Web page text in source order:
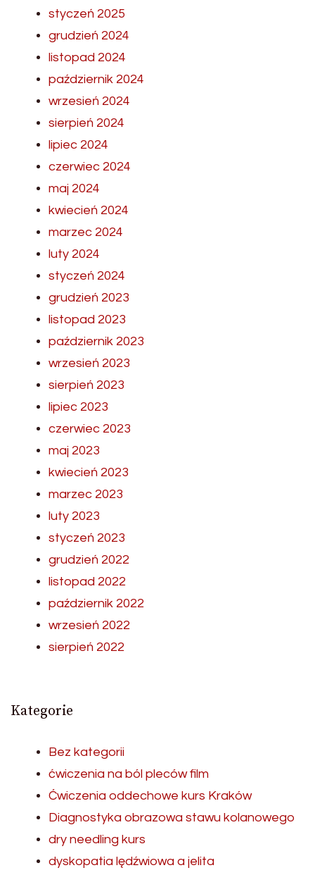
styczeń 2025
grudzień 2024
listopad 2024
październik 2024
wrzesień 2024
sierpień 2024
lipiec 2024
czerwiec 2024
maj 2024
kwiecień 2024
marzec 2024
luty 2024
styczeń 2024
grudzień 2023
listopad 2023
październik 2023
wrzesień 2023
sierpień 2023
lipiec 2023
czerwiec 2023
maj 2023
kwiecień 2023
marzec 2023
luty 2023
styczeń 2023
grudzień 2022
listopad 2022
październik 2022
wrzesień 2022
sierpień 2022
Kategorie
Bez kategorii
ćwiczenia na ból pleców film
Ćwiczenia oddechowe kurs Kraków
Diagnostyka obrazowa stawu kolanowego
dry needling kurs
dyskopatia lędźwiowa a jelita